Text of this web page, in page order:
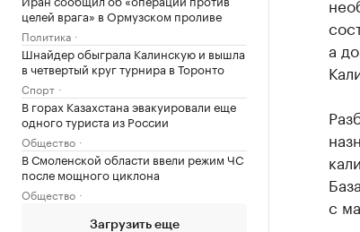
целей врага» в Ормузском проливе
Политика
Шнайдер обыграла Калинскую и вышла
в четвертый круг турнира в Торонто
Спорт
В горах Казахстана эвакуировали еще
одного туриста из России
Общество
В Смоленской области ввели режим ЧС
после мощного циклона
Общество
Загрузить еще
а
с